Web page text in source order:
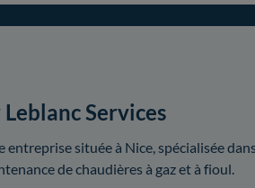
Services
entreprise située à Nice, spécialisée
de chaudières à gaz et à fioul.